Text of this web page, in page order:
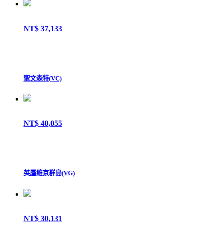
NT$ 37,133
聖文森特(VC)
NT$ 40,055
英屬維京群島(VG)
NT$ 30,131